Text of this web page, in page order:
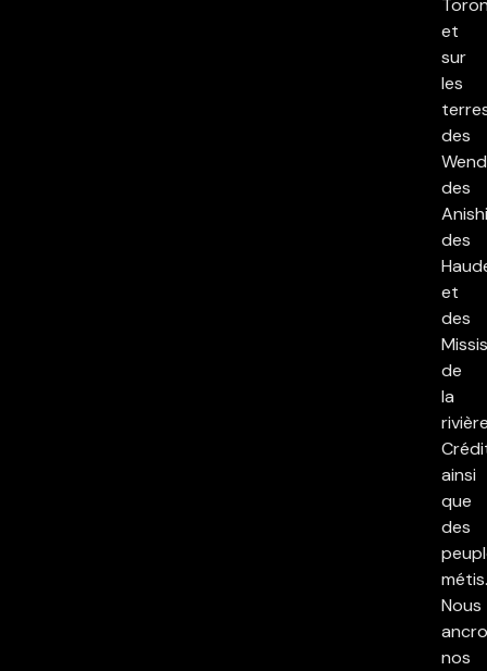
et
sur
les
des
des
des
et
des
de
la
ainsi
que
des
métis.
Nous
nos